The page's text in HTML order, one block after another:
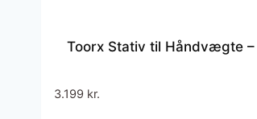
Toorx Stativ til Håndvægte
3.199 kr.